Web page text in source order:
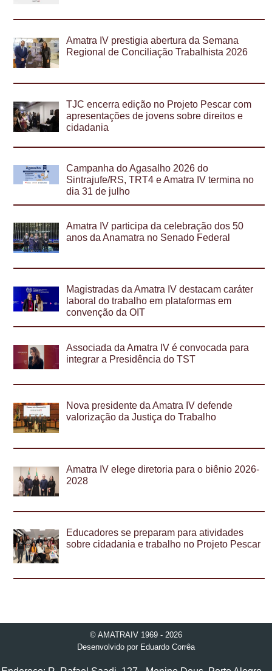
Amatra IV prestigia abertura da Semana
Regional de Conciliação Trabalhista 2026
TJC encerra edição no Projeto Pescar com
apresentações de jovens sobre direitos e
cidadania
Campanha do Agasalho 2026 do
Sintrajufe/RS, TRT4 e Amatra IV termina no
dia 31 de julho
Amatra IV participa da celebração dos 50
anos da Anamatra no Senado Federal
Magistradas da Amatra IV destacam caráter
laboral do trabalho em plataformas em
convenção da OIT
Associada da Amatra IV é convocada para
integrar a Presidência do TST
Nova presidente da Amatra IV defende
valorização da Justiça do Trabalho
Amatra IV elege diretoria para o biênio 2026-
2028
Educadores se preparam para atividades
sobre cidadania e trabalho no Projeto Pescar
© AMATRAIV 1969 - 2026
Desenvolvido por Eduardo Corrêa